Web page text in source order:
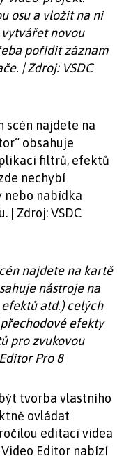
osu a vložit na ni
novou
pořídit záznam
| Zdroj: VSDC
najdete na kartě
nástroje na
atd.) celých
efekty
pro zvukovou
Pro 8